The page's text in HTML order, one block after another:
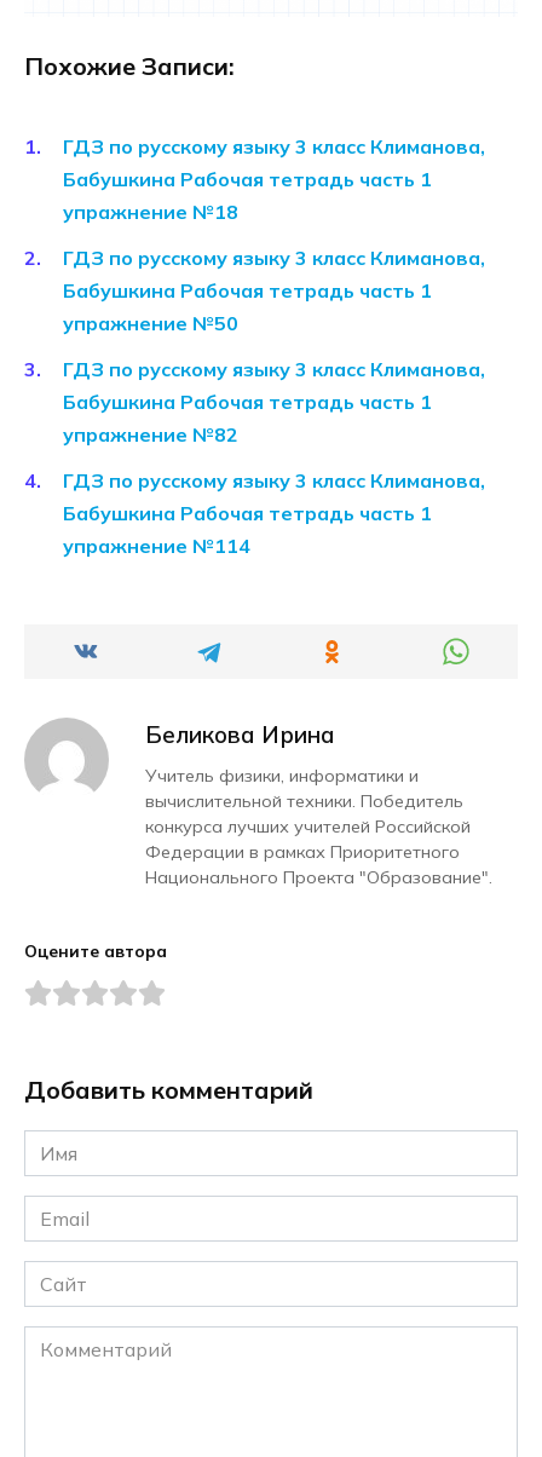
Похожие Записи:
ГДЗ по русскому языку 3 класс Климанова,
Бабушкина Рабочая тетрадь часть 1
упражнение №18
ГДЗ по русскому языку 3 класс Климанова,
Бабушкина Рабочая тетрадь часть 1
упражнение №50
ГДЗ по русскому языку 3 класс Климанова,
Бабушкина Рабочая тетрадь часть 1
упражнение №82
ГДЗ по русскому языку 3 класс Климанова,
Бабушкина Рабочая тетрадь часть 1
упражнение №114
Беликова Ирина
Учитель физики, информатики и
вычислительной техники. Победитель
конкурса лучших учителей Российской
Федерации в рамках Приоритетного
Национального Проекта "Образование".
Оцените автора
Добавить комментарий
Имя
*
Email
*
Сайт
Комментарий